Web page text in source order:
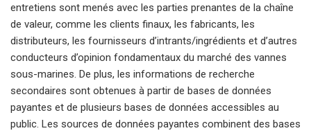
entretiens sont menés avec les parties prenantes de la chaîne
de valeur, comme les clients finaux, les fabricants, les
distributeurs, les fournisseurs d’intrants/ingrédients et d’autres
conducteurs d’opinion fondamentaux du marché des vannes
sous-marines. De plus, les informations de recherche
secondaires sont obtenues à partir de bases de données
payantes et de plusieurs bases de données accessibles au
public. Les sources de données payantes combinent des bases